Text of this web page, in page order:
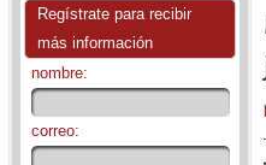
Regístrate para recibir
más información
nombre:
correo: